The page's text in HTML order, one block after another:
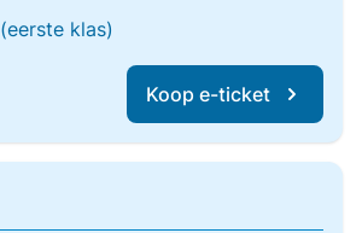
(eerste klas)
Koop e-ticket